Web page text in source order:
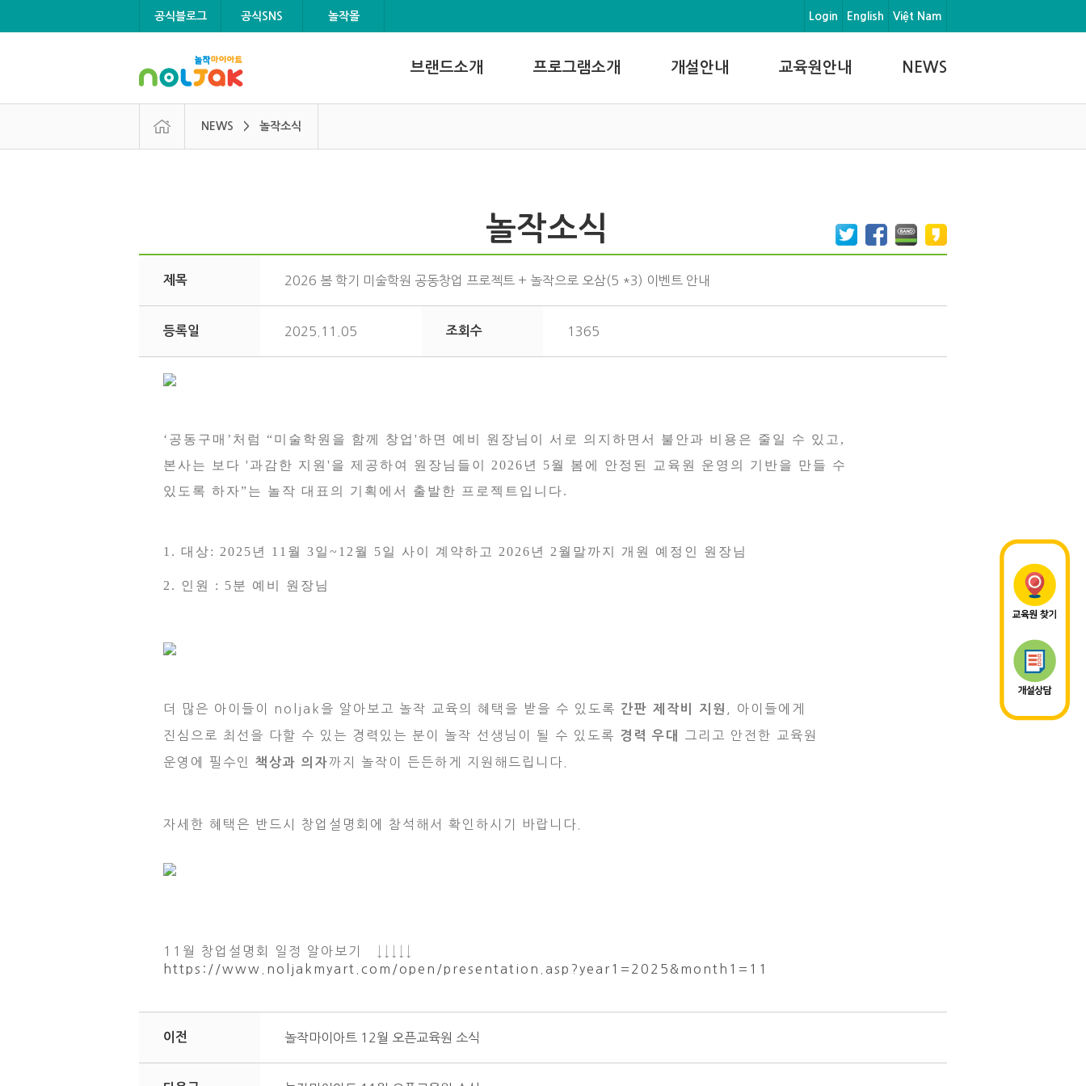
공식블로그 공식SNS 놀작몰 Login English Việt Nam
브랜드소개 프로그램소개 개설안내 교육원안내 NEWS
NEWS > 놀작소식
놀작소식
제목 2026 봄 학기 미술학원 공동창업 프로젝트 + 놀작으로 오삼(5 *3) 이벤트 안내
등록일 2025.11.05 조회수 1365
‘ 공동구매 ’ 처럼 “미술학원을 함께 창업 '하면 예비 원장님이 서로 의지하면서 불안과 비용은 줄일 수 있고 ,
본사는 보다 ' 과감한 지원 ' 을 제공하여 원장님들이 2026 년 5월 봄에 안정된 교육원 운영의 기반을 만들 수
있도록 하자”는 놀작 대표의 기획에서 출발한 프로젝트입니다.
1. 대상: 2025 년 11 월 3일 ~12 월 5일 사이 계약하고 2026 년 2 월말까지 개원 예정인 원장님
2. 인원 : 5분 예비 원장님
더 많은 아이들이 noljak을 알아보고 놀작 교육의 혜택을 받을 수 있도록 간판 제작비 지원 , 아이들에게
진심으로 최선을 다할 수 있는 경력있는 분이 놀작 선생님이 될 수 있도록 경력 우대 그리고 안전한 교육원
운영에 필수인 책상과 의자 까지 놀작이 든든하게 지원해드립니다.
자세한 혜택은 반드시 창업설명회에 참석해서 확인하시기 바랍니다.
11월 창업설명회 일정 알아보기 ↓↓↓↓↓
https://www.noljakmyart.com/open/presentation.asp?year1=2025&month1=11
이전 놀작마이아트 12월 오픈교육원 소식